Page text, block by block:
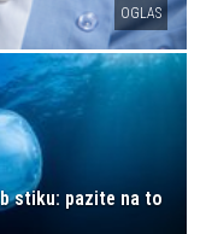
OGLAS
stiku: pazite na to